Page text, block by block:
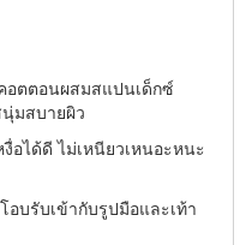
อตตอนผสมสแปนเด็กซ์
มสบายผิว
อได้ดี ไม่เหนียวเหนอะหนะ
อบรับเข้ากับรูปมือและเท้า